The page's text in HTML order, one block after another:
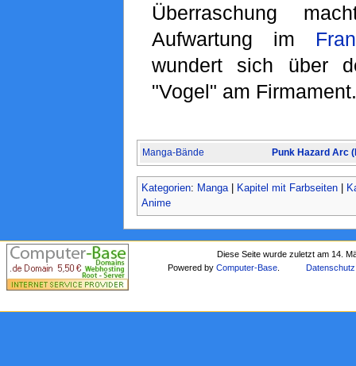
Überraschung
Aufwartung im
wundert sich über
"Vogel" am Firmament.
Manga-Bände Punk Hazard Arc
Kategorien: Manga| Kapitel mit Farbseiten|
Anime
Diese Seite wurde zuletzt am 14.
Powered byComputer-Base Datenschutz